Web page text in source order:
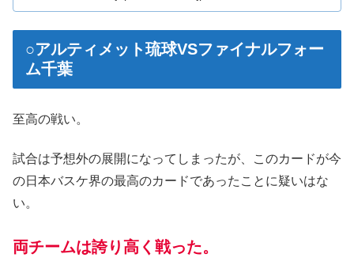
○アルティメット琉球VSファイナルフォー
ム千葉
至高の戦い。
試合は予想外の展開になってしまったが、このカードが今
の日本バスケ界の最高のカードであったことに疑いはな
い。
両チームは誇り高く戦った。